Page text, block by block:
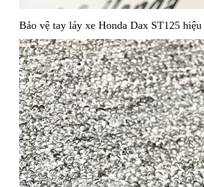
Bảo vệ tay láy xe Honda Dax ST125